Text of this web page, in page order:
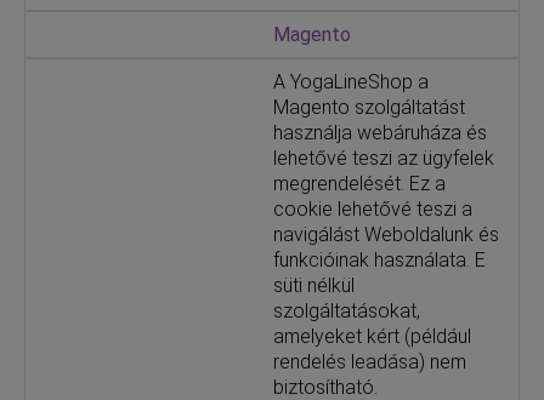
Magento
A YogaLineShop a
Magento szolgáltatást
használja webáruháza és
lehetővé teszi az ügyfelek
megrendelését. Ez a
cookie lehetővé teszi a
navigálást Weboldalunk és
funkcióinak használata. E
süti nélkül
szolgáltatásokat,
amelyeket kért (például
rendelés leadása) nem
biztosítható.